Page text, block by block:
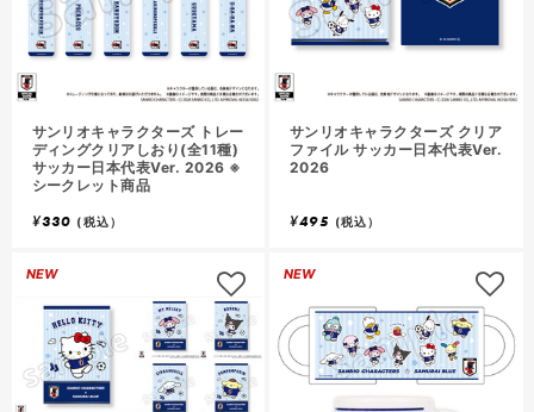
サンリオキャラクターズ トレー
ディングクリアしおり(全11種)
サッカー日本代表Ver. 2026 ※
シークレット商品
¥330 (税込）
サンリオキャラクターズ クリア
ファイル サッカー日本代表Ver.
2026
¥495 (税込）
NEW NEW